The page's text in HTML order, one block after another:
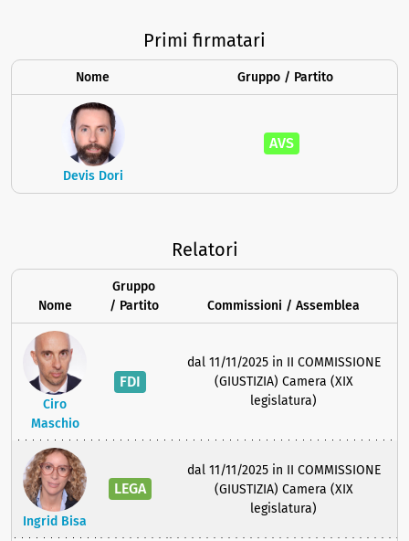
Primi firmatari
Nome Gruppo / Partito
Devis Dori
AVS
Relatori
Nome
Gruppo
/ Partito
Commissioni / Assemblea
Ciro
Maschio
FDI
dal 11/11/2025 in II COMMISSIONE
(GIUSTIZIA) Camera (XIX
legislatura)
Ingrid Bisa
LEGA
dal 11/11/2025 in II COMMISSIONE
(GIUSTIZIA) Camera (XIX
legislatura)